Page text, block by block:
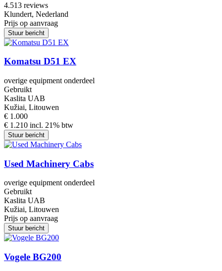
4.513 reviews
Klundert, Nederland
Prijs op aanvraag
Stuur bericht
Komatsu D51 EX
overige equipment onderdeel
Gebruikt
Kaslita UAB
Kužiai, Litouwen
€ 1.000
€ 1.210 incl. 21% btw
Stuur bericht
Used Machinery Cabs
overige equipment onderdeel
Gebruikt
Kaslita UAB
Kužiai, Litouwen
Prijs op aanvraag
Stuur bericht
Vogele BG200